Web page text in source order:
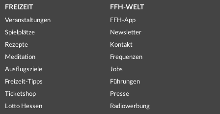
FREIZEIT
Veranstaltungen
Spielplätze
Rezepte
Meditation
Ausflugsziele
Freizeit-Tipps
Ticketshop
Lotto Hessen
FFH-WELT
FFH-App
Newsletter
Kontakt
Frequenzen
Jobs
Führungen
Presse
Radiowerbung